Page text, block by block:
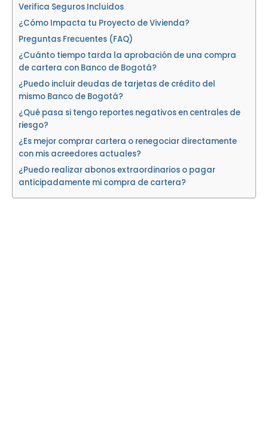
Verifica Seguros Incluidos
¿Cómo Impacta tu Proyecto de Vivienda?
Preguntas Frecuentes (FAQ)
¿Cuánto tiempo tarda la aprobación de una compra
de cartera con Banco de Bogotá?
¿Puedo incluir deudas de tarjetas de crédito del
mismo Banco de Bogotá?
¿Qué pasa si tengo reportes negativos en centrales de
riesgo?
¿Es mejor comprar cartera o renegociar directamente
con mis acreedores actuales?
¿Puedo realizar abonos extraordinarios o pagar
anticipadamente mi compra de cartera?